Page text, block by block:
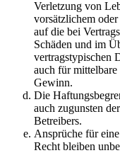
Verletzung von
vorsätzlichem
auf die bei
Schäden und im
vertragstypischen
auch für mittelbare
Gewinn.
Die
auch zugunsten
Betreibers.
Ansprüche für
Recht bleiben